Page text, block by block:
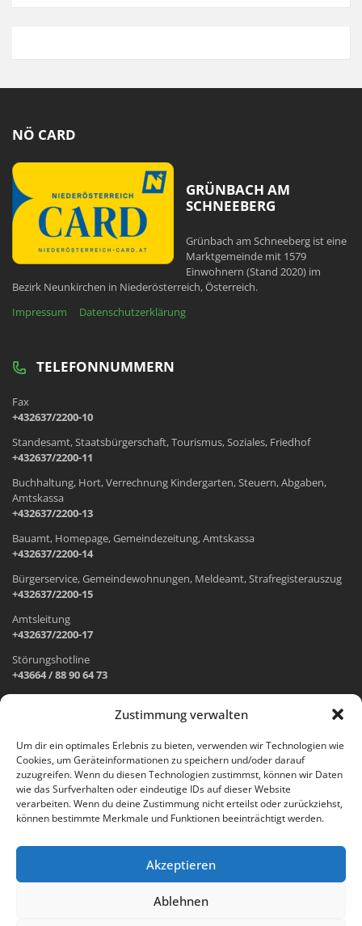
Zustimmung verwalten
Um dir ein optimales Erlebnis zu bieten, verwenden wir Technologien wie
Cookies, um Geräteinformationen zu speichern und/oder darauf
zuzugreifen. Wenn du diesen Technologien zustimmst, können wir Daten
wie das Surfverhalten oder eindeutige IDs auf dieser Website
verarbeiten. Wenn du deine Zustimmung nicht erteilst oder zurückziehst,
können bestimmte Merkmale und Funktionen beeinträchtigt werden.
Akzeptieren
Ablehnen
NÖ CARD
GRÜNBACH AM
SCHNEEBERG
Grünbach am Schneeberg ist eine
Marktgemeinde mit 1579
Einwohnern (Stand 2020) im
Bezirk Neunkirchen in Niederösterreich, Österreich.
Impressum
Datenschutzerklärung
TELEFONNUMMERN
Fax
+432637/2200-10
Standesamt, Staatsbürgerschaft, Tourismus, Soziales, Friedhof
+432637/2200-11
Buchhaltung, Hort, Verrechnung Kindergarten, Steuern, Abgaben,
Amtskassa
+432637/2200-13
Bauamt, Homepage, Gemeindezeitung, Amtskassa
+432637/2200-14
Bürgerservice, Gemeindewohnungen, Meldeamt, Strafregisterauszug
+432637/2200-15
Amtsleitung
+432637/2200-17
Störungshotline
+43664 / 88 90 64 73
Wr. Neustädter Straße 1
2733 Grünbach am Schneeberg
Öffnungszeiten Gemeindeamt:
Montag: 8.00 – 12.00 Uhr und 14.00 – 18.00 Uhr
Freitag: 8.00 – 12.00 Uhr
Email: